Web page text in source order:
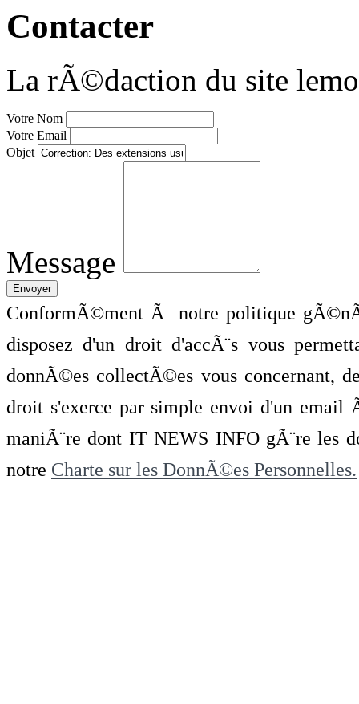
Contacter
La rÃ©daction du site
Votre Nom
Votre Email
Objet
Message
ConformÃ©ment Ã notre politique
disposez d'un droit d'accÃ¨s vous
donnÃ©es collectÃ©es vous concernant,
droit s'exerce par simple envoi d'un
maniÃ¨re dont IT NEWS INFO gÃ¨re les
notre Charte sur les DonnÃ©es Personnelles.